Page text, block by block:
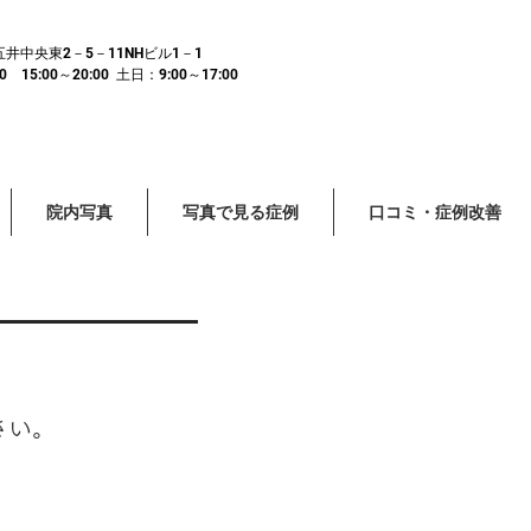
中央東2－5－11NHビル1－1
15:00～20:00 土日：9:00～17:00
院内写真 写真で見る症例 口コミ・症例改善
。